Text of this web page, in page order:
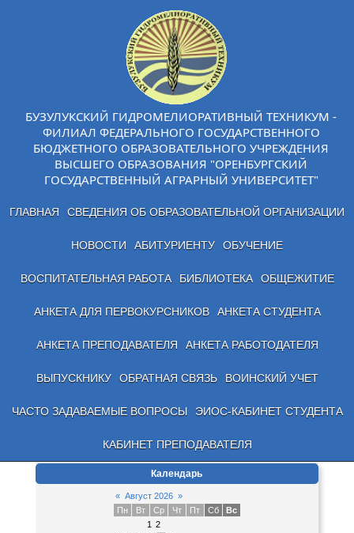
БУЗУЛУКСКИЙ ГИДРОМЕЛИОРАТИВНЫЙ ТЕХНИКУМ -
ФИЛИАЛ ФЕДЕРАЛЬНОГО ГОСУДАРСТВЕННОГО
БЮДЖЕТНОГО ОБРАЗОВАТЕЛЬНОГО УЧРЕЖДЕНИЯ
ВЫСШЕГО ОБРАЗОВАНИЯ "ОРЕНБУРГСКИЙ
ГОСУДАРСТВЕННЫЙ АГРАРНЫЙ УНИВЕРСИТЕТ"
ГЛАВНАЯ СВЕДЕНИЯ ОБ ОБРАЗОВАТЕЛЬНОЙ ОРГАНИЗАЦИИ
НОВОСТИ АБИТУРИЕНТУ ОБУЧЕНИЕ
ВОСПИТАТЕЛЬНАЯ РАБОТА БИБЛИОТЕКА ОБЩЕЖИТИЕ
АНКЕТА ДЛЯ ПЕРВОКУРСНИКОВ АНКЕТА СТУДЕНТА
АНКЕТА ПРЕПОДАВАТЕЛЯ АНКЕТА РАБОТОДАТЕЛЯ
ВЫПУСКНИКУ ОБРАТНАЯ СВЯЗЬ ВОИНСКИЙ УЧЕТ
ЧАСТО ЗАДАВАЕМЫЕ ВОПРОСЫ ЭИОС-КАБИНЕТ СТУДЕНТА
КАБИНЕТ ПРЕПОДАВАТЕЛЯ
Календарь
« Август 2026 »
Пн
Вт Ср Чт Пт Сб
Вс
1 2